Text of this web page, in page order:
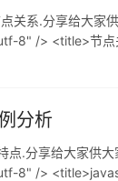
关系.分享给大
8" /> <title>节
分析
点.分享给大家
8" />